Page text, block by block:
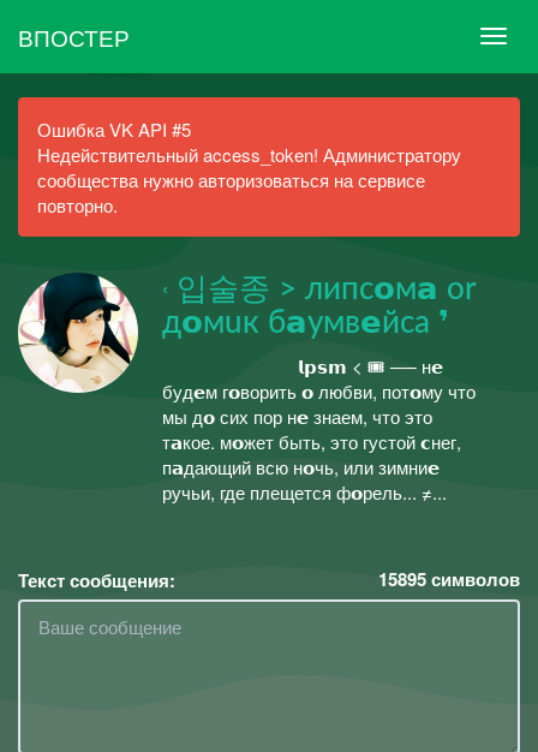
ВПОСТЕР
Ошибка VK API #5
Недействительный access_token! Администратору
сообщества нужно авторизоваться на сервисе
повторно.
ㅤ˓ 입술종 > липс𝗼м𝗮 or
д𝗼мuк б𝗮умв𝗲йса ❜
ᅠᅠ⠀ᅠᅠ ㅤㅤᅠ𝗹𝗽𝘀𝗺 < 🎟️ ── н𝗲
буд𝗲м г𝗼ворить 𝗼 любви, пот𝗼му что
мы д𝗼 сих пор н𝗲 знаем, что это
т𝗮кое. м𝗼жет быть, это густой 𝗰нег,
п𝗮дающий всю н𝗼чь, или зимни𝗲
ручьи, где плещется ф𝗼рель... ≠...
Текст сообщения: 15895символов